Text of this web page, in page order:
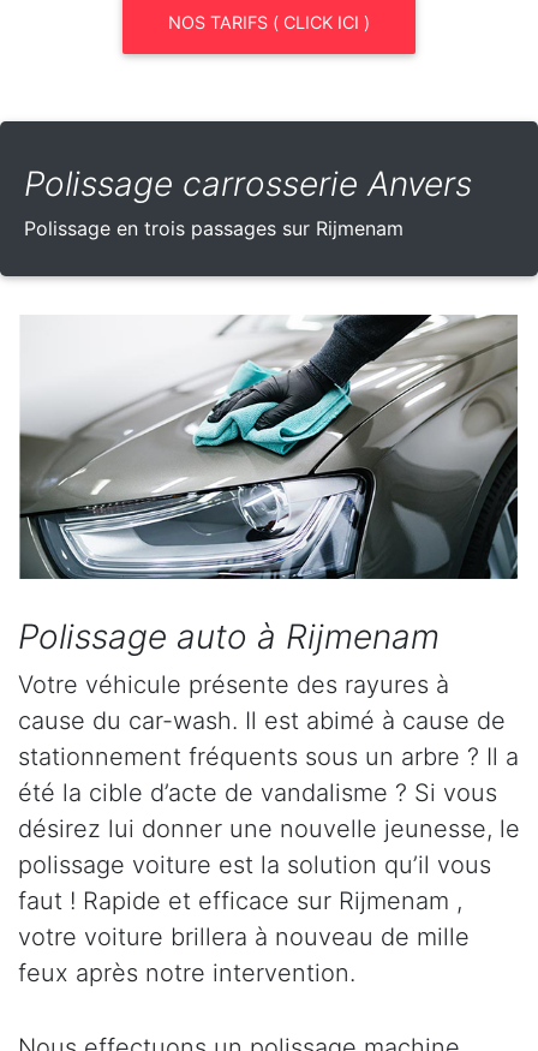
NOS TARIFS ( CLICK ICI )
Polissage carrosserie Anvers
Polissage en trois passages sur Rijmenam
Polissage auto à Rijmenam
Votre véhicule présente des rayures à
cause du car-wash. Il est abimé à cause de
stationnement fréquents sous un arbre ? Il a
été la cible d’acte de vandalisme ? Si vous
désirez lui donner une nouvelle jeunesse, le
polissage voiture est la solution qu’il vous
faut ! Rapide et efficace sur Rijmenam ,
votre voiture brillera à nouveau de mille
feux après notre intervention.